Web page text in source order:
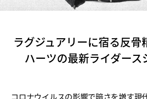
ラグジュアリーに宿る反骨
ハーツの最新ライダース